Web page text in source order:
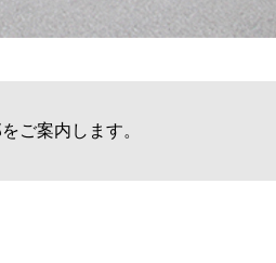
ご案内します。